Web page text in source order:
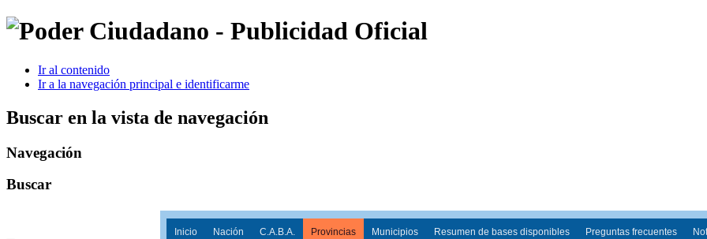
Ir al contenido
Ir a la navegación principal e identificarme
Buscar en la vista de navegación
Navegación
Buscar
Inicio Nación C.A.B.A. Provincias Municipios Resumen de bases disponibles Preguntas frecuentes